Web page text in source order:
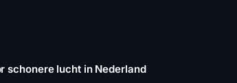
schonere lucht in Nederland